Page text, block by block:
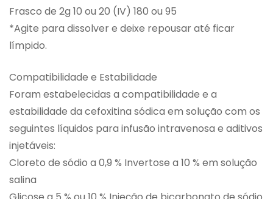
Frasco de 2g 10 ou 20 (IV) 180 ou 95
*Agite para dissolver e deixe repousar até ficar
límpido.
Compatibilidade e Estabilidade
Foram estabelecidas a compatibilidade e a
estabilidade da cefoxitina sódica em solução com os
seguintes líquidos para infusão intravenosa e aditivos
injetáveis:
Cloreto de sódio a 0,9 % Invertose a 10 % em solução
salina